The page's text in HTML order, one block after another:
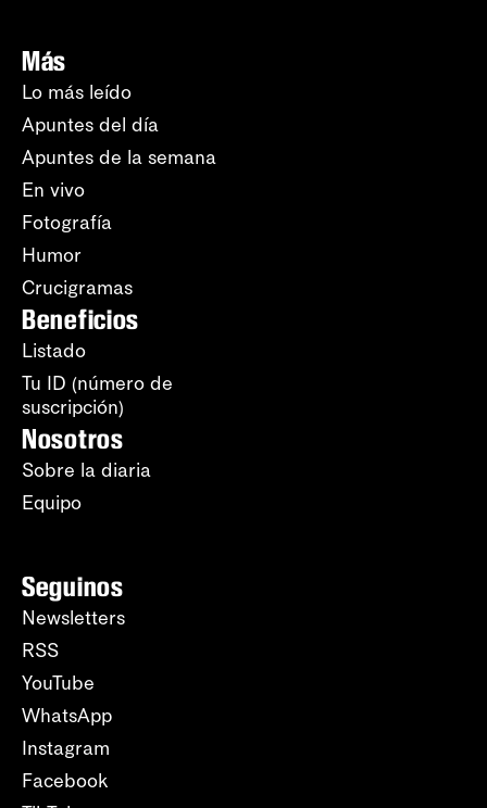
Más
Lo más leído
Apuntes del día
Apuntes de la semana
En vivo
Fotografía
Humor
Crucigramas
Beneficios
Listado
Tu ID (número de
suscripción)
Nosotros
Sobre la diaria
Equipo
Seguinos
Newsletters
RSS
YouTube
WhatsApp
Instagram
Facebook